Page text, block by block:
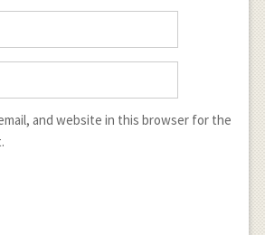
2x } dx
} \\
=\frac
{ 1 }{ 4
} \sin {
and website in this browser for the